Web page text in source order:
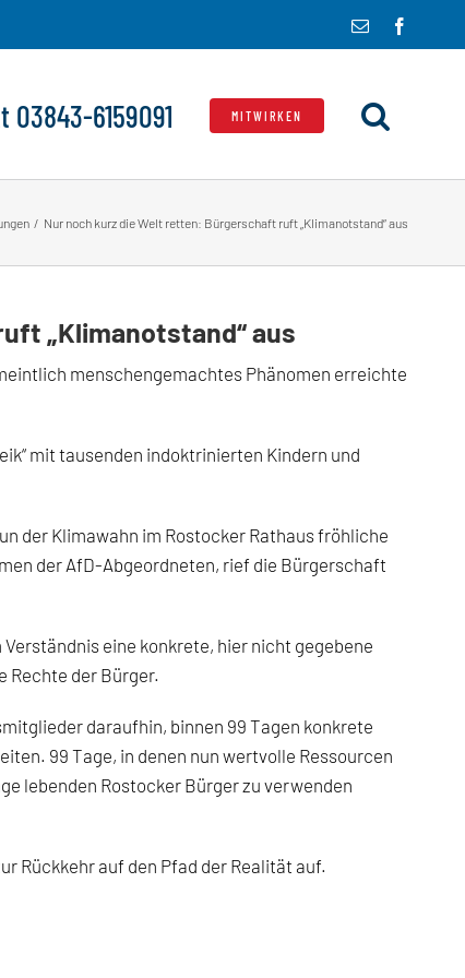
E-
03843-6159091 MITWIRKEN
Nur noch kurz die Welt retten: Bürgerschaft ruft „Klimanotstand“ aus
„Klimanotstand“ aus
menschengemachtes Phänomen erreichte
mit tausenden indoktrinierten Kindern und
derKlimawahn im Rostocker Rathaus fröhliche
der AfD-Abgeordneten, rief die Bürgerschaft
eine konkrete, hier nicht gegebene
Rechte der Bürger.
daraufhin, binnen 99 Tagen konkrete
99 Tage, in denen nun wertvolle Ressourcen
lebenden Rostocker Bürger zu verwenden
Rückkehr auf den Pfad der Realität auf.